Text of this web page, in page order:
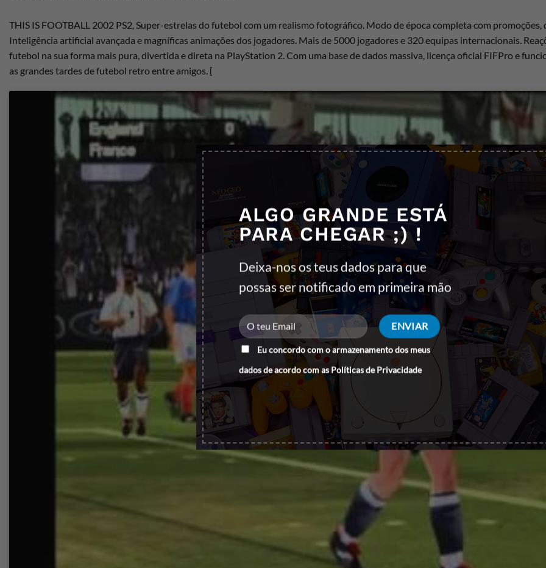
ALGO GRANDE ESTÁ
PARA CHEGAR ;) !
Deixa-nos os teus dados para que
possas ser notificado em primeira mão
Eu concordo com o armazenamento dos meus
dados de acordo com as Políticas de Privacidade
THIS IS FOOTBALL 2002 PS2, Super-estrelas do futebol com um realismo fotográfico. Modo de época completa com
Inteligência artificial avançada e magníficas animações dos jogadores. Mais de 5000 jogadores e 320 equipas internacionais.
futebol na sua forma mais pura, divertida e direta na PlayStation 2. Com uma base de dados massiva, licença oficial FIFPro e
as grandes tardes de futebol retro entre amigos. [
Clique para aceitar os cookies marketing
e ativar este conteúdo